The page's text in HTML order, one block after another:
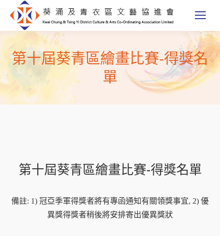
第十屆葵青區繪畫比賽-得獎名
單
第十屆葵青區繪畫比賽-得獎名單
備註: 1) 冠亞季軍得獎者將有專函通知有關領獎事宜, 2) 優
異獎得獎者稍後將安排寄出優異獎狀